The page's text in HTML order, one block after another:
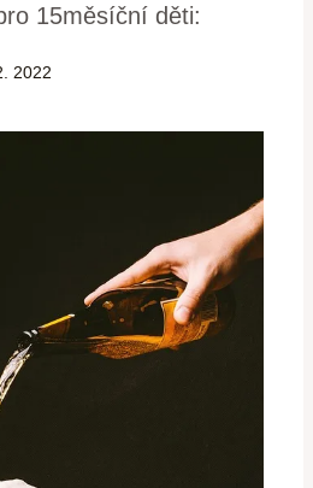
15měsíční děti:
2022